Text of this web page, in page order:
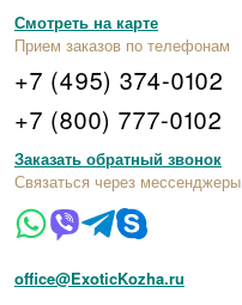
Смотреть на карте
Прием заказов по телефонам
+7 (495) 374-0102
+7 (800) 777-0102
Заказать обратный звонок
Связаться через мессенджеры
office@ExoticKozha.ru